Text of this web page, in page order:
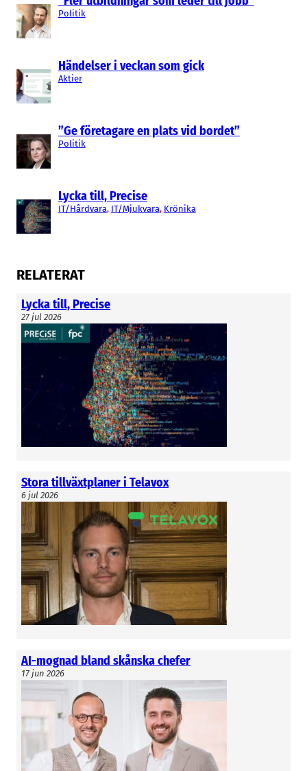
Politik
Händelser i veckan som gick
Aktier
”Ge företagare en plats vid bordet”
Politik
Lycka till, Precise
IT/Hårdvara, IT/Mjukvara, Krönika
RELATERAT
Lycka till, Precise
27 jul 2026
Stora tillväxtplaner i Telavox
6 jul 2026
AI-mognad bland skånska chefer
17 jun 2026